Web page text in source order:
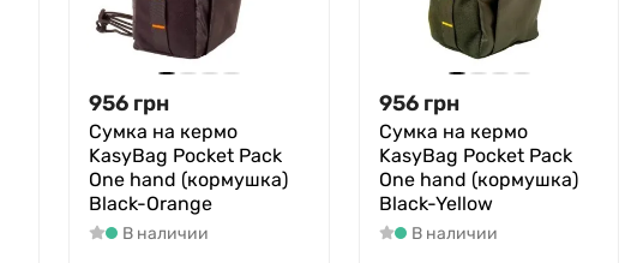
956 грн
Сумка на кермо
KasyBag Pocket Pack
One hand (кормушка)
Black-Orange
В наличии
956 грн
Сумка на кермо
KasyBag Pocket Pack
One hand (кормушка)
Black-Yellow
В наличии